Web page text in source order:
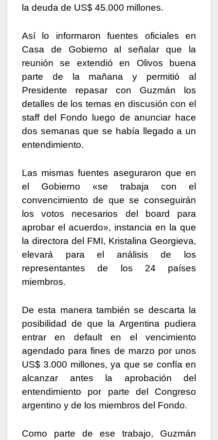
la deuda de US$ 45.000 millones.
Así lo informaron fuentes oficiales en
Casa de Gobierno al señalar que la
reunión se extendió en Olivos buena
parte de la mañana y permitió al
Presidente repasar con Guzmán los
detalles de los temas en discusión con el
staff del Fondo luego de anunciar hace
dos semanas que se había llegado a un
entendimiento.
Las mismas fuentes aseguraron que en
el Gobierno «se trabaja con el
convencimiento de que se conseguirán
los votos necesarios del board para
aprobar el acuerdo», instancia en la que
la directora del FMI, Kristalina Georgieva,
elevará para el análisis de los
representantes de los 24 países
miembros.
De esta manera también se descarta la
posibilidad de que la Argentina pudiera
entrar en default en el vencimiento
agendado para fines de marzo por unos
US$ 3.000 millones, ya que se confía en
alcanzar antes la aprobación del
entendimiento por parte del Congreso
argentino y de los miembros del Fondo.
Como parte de ese trabajo, Guzmán